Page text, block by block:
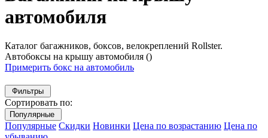
автомобиля
Каталог багажников, боксов, велокреплений Rollster.
Автобоксы на крышу автомобиля ()
Примерить бокс на автомобиль
Фильтры
Сортировать по:
Популярные
Популярные Скидки Новинки Цена по возрастанию Цена по